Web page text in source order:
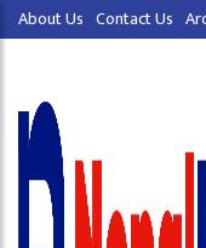
About Us Contact Us